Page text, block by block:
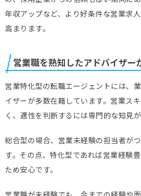
年収アップなど、より好条件な営業求
高まります。
営業職を熟知したアドバイザー
営業特化型の転職エージェントには、
イザーが多数在籍しています。営業ス
く、適性を判断するには専門的な知見が
総合型の場合、営業未経験の担当者が
す。その点、特化型であれば営業経験
ため安心です。